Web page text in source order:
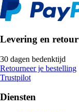
Levering en retour
30 dagen bedenktijd
Retourneer je bestelling
Trustpilot
Diensten